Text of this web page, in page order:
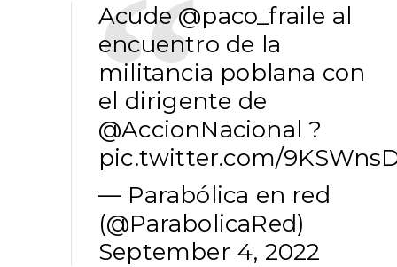
Acude@paco_fraile al
encuentro de la
militancia poblana con
el dirigente de
@AccionNacional ?
pic.twitter.com/
— Parabólica en red
(@ParabolicaRed)
September 4, 2022